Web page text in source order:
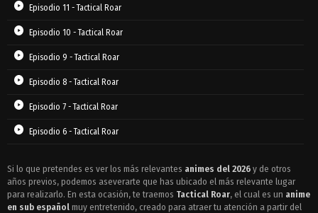
Episodio 11 - Tactical Roar
Episodio 10 - Tactical Roar
Episodio 9 - Tactical Roar
Episodio 8 - Tactical Roar
Episodio 7 - Tactical Roar
Episodio 6 - Tactical Roar
Episodio 4 - Tactical Roar
Episodio 3 - Tactical Roar
Si lo que pretendes es ver los más relevantes animes del 2026 y de otros
años previos, podemos aseverarte que has ubicado el más relevante lugar
para realizarlo. En esta ocasión, te traemos Tactical Roar, el cual es un anime
en sub español muy entretenido, creado para atraer tu atención a partir del